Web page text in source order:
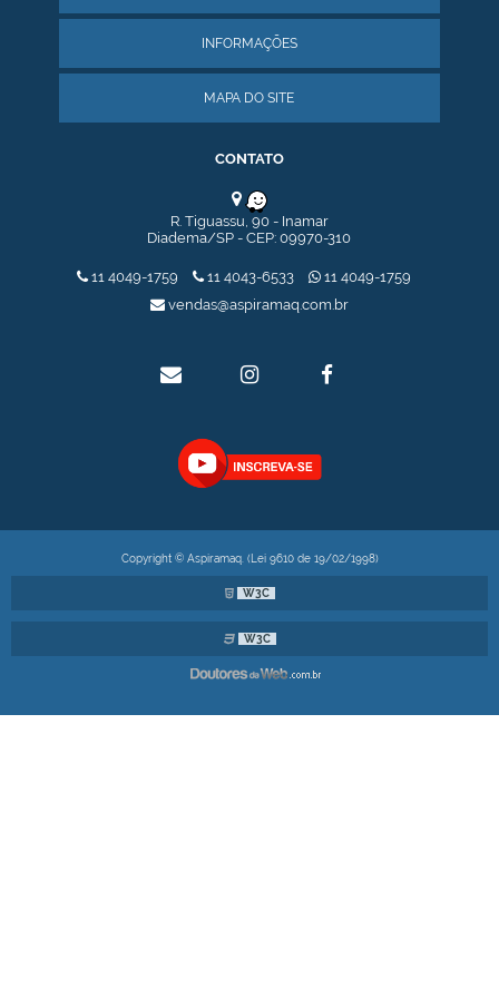
EXAUSTOR CENTRÍFUGO - MOTOR DIRETO
EXAUSTOR CENTRÍFUGO 4 POLOS
EXAUSTOR CENTRIFUGO INDUSTRIAL
COLETOR DE PÓ COM CICLONE USADO
COLETOR DE PÓ MODELO CICLONE 150, 15,0 HP TIPO TINA
COLETOR DE PÓ MODELO HT 50 SEMINOVO
COLETOR DE PÓ USADO
TRANSPORTADOR HELICOIDAL
INFORMAÇÕES
MAPA DO SITE
CONTATO
R. Tiguassu, 90 - Inamar
Diadema/SP - CEP: 09970-310
11 4049-1759 11 4043-6533
11 4049-1759
vendas@aspiramaq.com.br
Copyright © Aspiramaq. (Lei 9610 de 19/02/1998)
W3C
W3C